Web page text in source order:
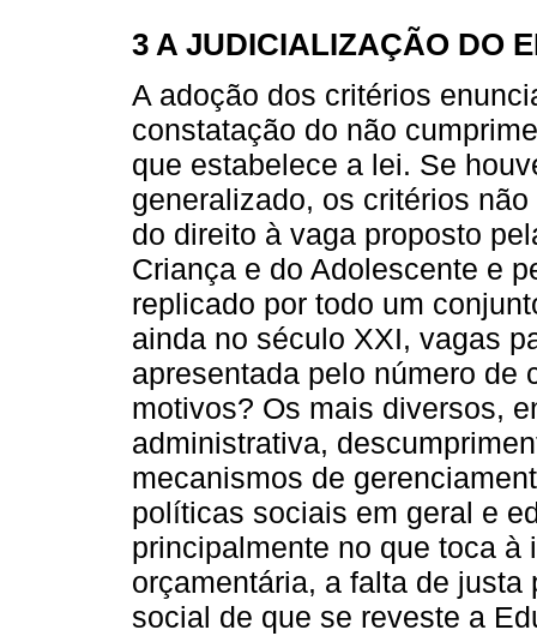
3 A JUDICIALIZAÇÃO DO
A adoção dos critérios
constatação do não
que estabelece a lei. Se
generalizado, os critérios
do direito à vaga proposto
Criança e do Adolescente e
replicado por todo um
ainda no século XXI, vagas
apresentada pelo número de
motivos? Os mais diversos,
administrativa,
mecanismos de
políticas sociais em geral e
principalmente no que toca à
orçamentária, a falta de
social de que se reveste a